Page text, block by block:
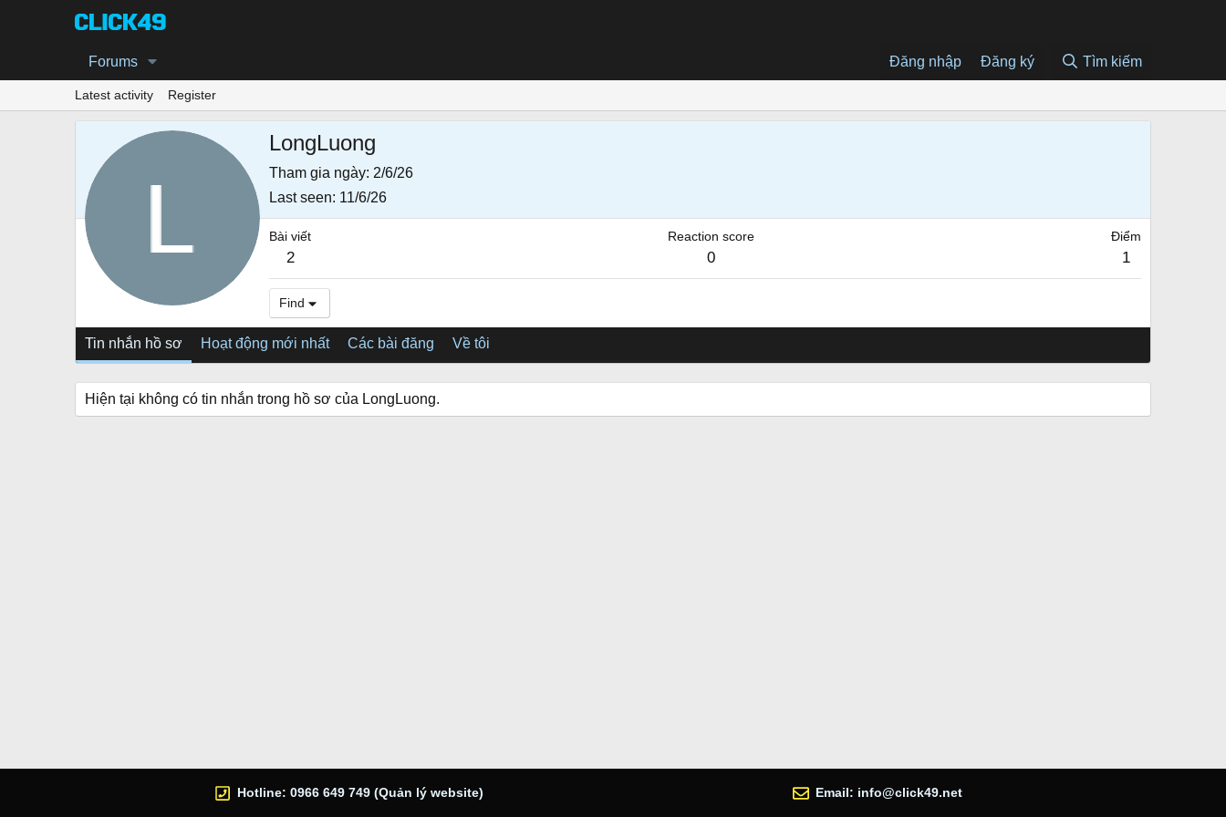
Forums Đăng nhập Đăng ký Tìm kiếm
Latest activity Register
LongLuong
Tham gia ngày 2/6/26
Last seen 11/6/26
Bài viết
2
Reaction score
0
Điểm
1
Find
Tin nhắn hồ sơ Hoạt động mới nhất Các bài đăng Về tôi
Hiện tại không có tin nhắn trong hồ sơ của LongLuong.
Hotline: 0966 649 749 (Quản lý website) Email: info@click49.net